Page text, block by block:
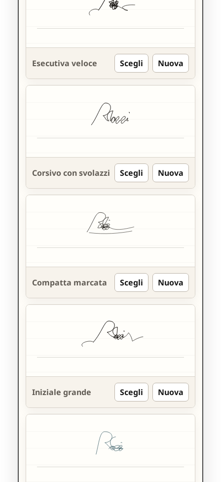
Esecutiva veloce Scegli Nuova
Corsivo con svolazzi Scegli Nuova
Compatta marcata Scegli Nuova
Iniziale grande Scegli Nuova